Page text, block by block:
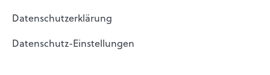
Datenschutzerklärung
Datenschutz-Einstellungen